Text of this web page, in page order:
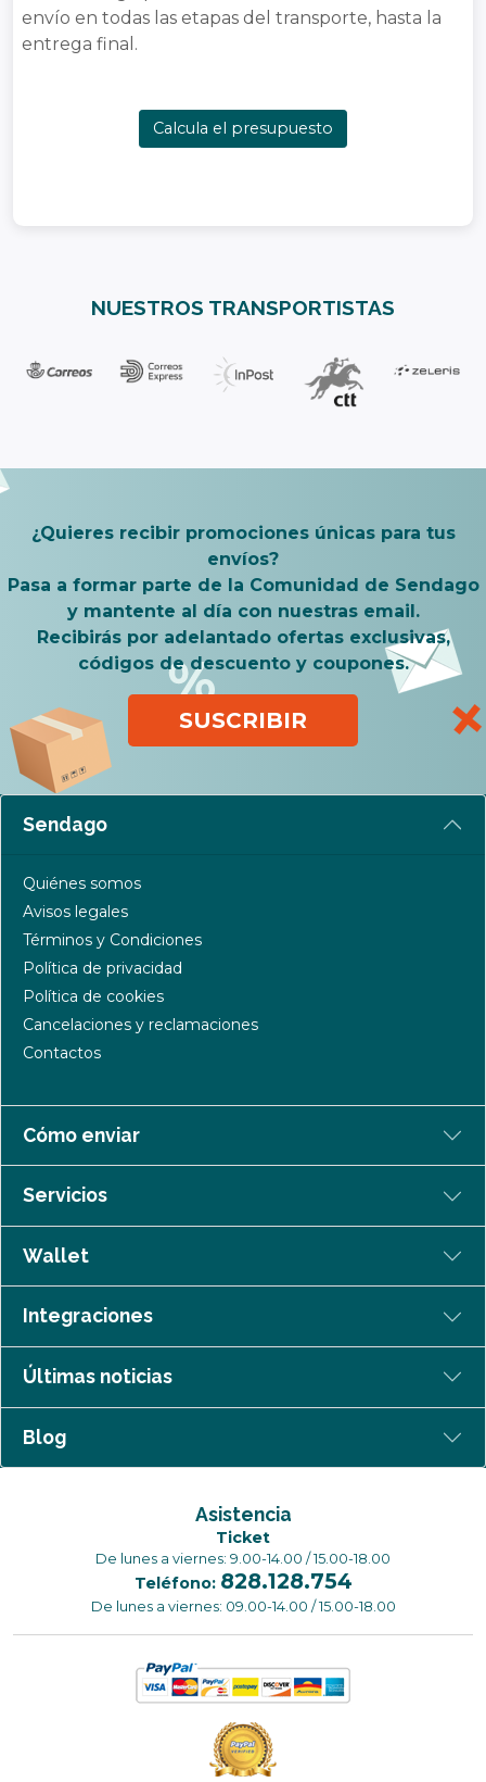
envío en todas las etapas del transporte, hasta la
entrega final.
Calcula el presupuesto
NUESTROS TRANSPORTISTAS
¿Quieres recibir promociones únicas para tus
envíos?
Pasa a formar parte de la Comunidad de Sendago
y mantente al día con nuestras email.
Recibirás por adelantado ofertas exclusivas,
códigos de descuento y coupones.
SUSCRIBIR
Sendago
Quiénes somos
Avisos legales
Términos y Condiciones
Política de privacidad
Política de cookies
Cancelaciones y reclamaciones
Contactos
Cómo enviar
Servicios
Wallet
Integraciones
Últimas noticias
Blog
Asistencia
Ticket
De lunes a viernes: 9.00-14.00 / 15.00-18.00
Teléfono: 828.128.754
De lunes a viernes: 09.00-14.00 / 15.00-18.00